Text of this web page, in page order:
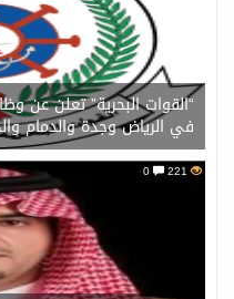
“القوات البحرية” تعلن عن
في الرياض وجدة والدمام
221